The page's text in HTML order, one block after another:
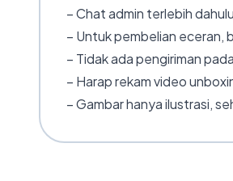
– Chat admin terlebih
– Untuk pembelian eceran,
– Tidak ada pengiriman
– Harap rekam video
– Gambar hanya ilustrasi,